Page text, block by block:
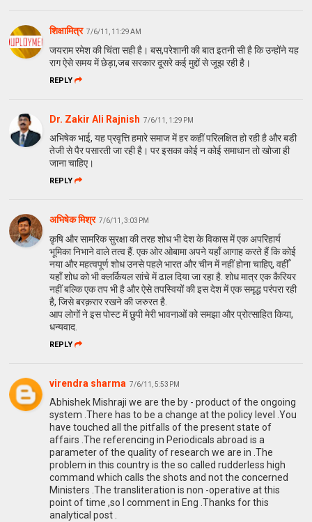
शिक्षामित्र 7/6/11, 11:29 AM
जयराम रमेश की चिंता सही है। बस,परेशानी की बात इतनी सी है कि उन्होंने यह
राग ऐसे समय में छेड़ा,जब सरकार दूसरे कई मुद्दों से जूझ रही है।
REPLY
Dr. Zakir Ali Rajnish 7/6/11, 1:29 PM
अभिषेक भाई, यह प्रवृत्ति हमारे समाज में हर कहीं परिलक्षित हो रही है और बडी
तेजी से पैर पसारती जा रही है। पर इसका कोई न कोई समाधान तो खोजा ही
जाना चाहिए।
REPLY
अभिषेक मिश्र 7/6/11, 3:03 PM
कृषि और सामरिक सुरक्षा की तरह शोध भी देश के विकास में एक अपरिहार्य
भूमिका निभाने वाले तत्व हैं. एक ओर ओबामा अपने यहाँ आगाह करते हैं कि कोई
नया और महत्वपूर्ण शोध उनसे पहले भारत और चीन में नहीं होना चाहिए, वहीँ
यहाँ शोध को भी क्लर्कियल सांचे में ढाल दिया जा रहा है. शोध मात्र एक कैरियर
नहीं बल्कि एक तप भी है और ऐसे तपस्वियों की इस देश में एक समृद्ध परंपरा रही
है, जिसे बरक़रार रखने की जरुरत है.
आप लोगों ने इस पोस्ट में छुपी मेरी भावनाओं को समझा और प्रोत्साहित किया,
धन्यवाद.
REPLY
virendra sharma 7/6/11, 5:53 PM
Abhishek Mishraji we are the by - product of the ongoing
system .There has to be a change at the policy level .You
have touched all the pitfalls of the present state of
affairs .The referencing in Periodicals abroad is a
parameter of the quality of research we are in .The
problem in this country is the so called rudderless high
command which calls the shots and not the concerned
Ministers .The transliteration is non -operative at this
point of time ,so I comment in Eng .Thanks for this
analytical post .